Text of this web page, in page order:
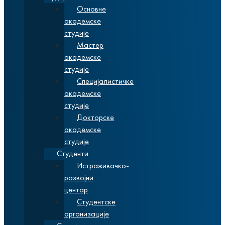
Основне
академске
студије
Мастер
академске
студије
Специјалистичке
академске
студије
Докторске
академске
студије
Студенти
Истраживачко-
развојни
центар
Студентске
организације